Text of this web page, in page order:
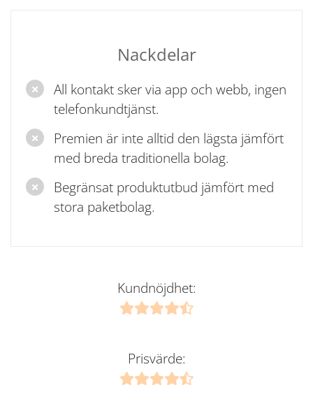
Nackdelar
All kontakt sker via app och webb, ingen
telefonkundtjänst.
Premien är inte alltid den lägsta jämfört
med breda traditionella bolag.
Begränsat produktutbud jämfört med
stora paketbolag.
Kundnöjdhet:
Prisvärde: